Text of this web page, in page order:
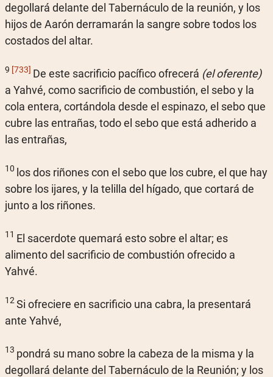
degollará delante del Tabernáculo de la reunión, y los
hijos de Aarón derramarán la sangre sobre todos los
costados del altar.
9 [733] De este sacrificio pacífico ofrecerá (el oferente)
a Yahvé, como sacrificio de combustión, el sebo y la
cola entera, cortándola desde el espinazo, el sebo que
cubre las entrañas, todo el sebo que está adherido a
las entrañas,
10 los dos riñones con el sebo que los cubre, el que hay
sobre los ijares, y la telilla del hígado, que cortará de
junto a los riñones.
11 El sacerdote quemará esto sobre el altar; es
alimento del sacrificio de combustión ofrecido a
Yahvé.
12Si ofreciere en sacrificio una cabra, la presentará
ante Yahvé,
13 pondrá su mano sobre la cabeza de la misma y la
degollará delante del Tabernáculo de la Reunión; y los